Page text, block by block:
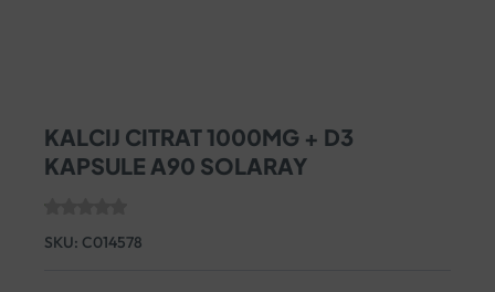
KALCIJ CITRAT 1000MG + D3
KAPSULE A90 SOLARAY
SKU: C014578